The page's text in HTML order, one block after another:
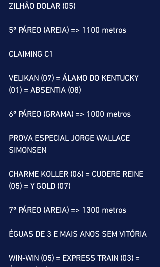
ZILHÃO DOLAR (05)
5º PÁREO (AREIA) => 1100 metros
CLAIMING C1
VELIKAN (07) = ÁLAMO DO KENTUCKY
(01) = ABSENTIA (08)
6º PÁREO (GRAMA) => 1000 metros
PROVA ESPECIAL JORGE WALLACE
SIMONSEN
CHARME KOLLER (06) = CUOERE REINE
(05) = Y GOLD (07)
7º PÁREO (AREIA) => 1300 metros
ÉGUAS DE 3 E MAIS ANOS SEM VITÓRIA
WIN-WIN (05) = EXPRESS TRAIN (03) =